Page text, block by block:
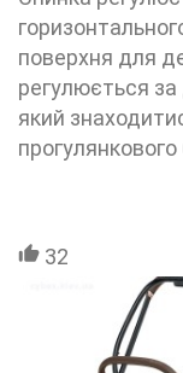
поверхня для
регулюється
який
прогулянкового
32